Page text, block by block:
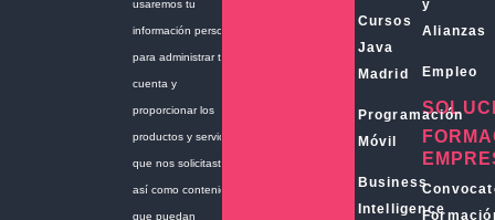
Cursos
Java
Madrid
Programación
Móvil
Business
Intelligence
y
Alianzas
Empleo